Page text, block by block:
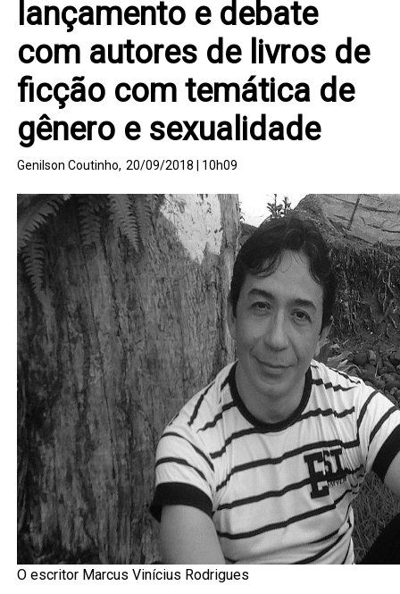
lançamento e debate
com autores de livros de
ficção com temática de
gênero e sexualidade
Genilson Coutinho, 20/09/2018 | 10h09
O escritor Marcus Vinícius Rodrigues